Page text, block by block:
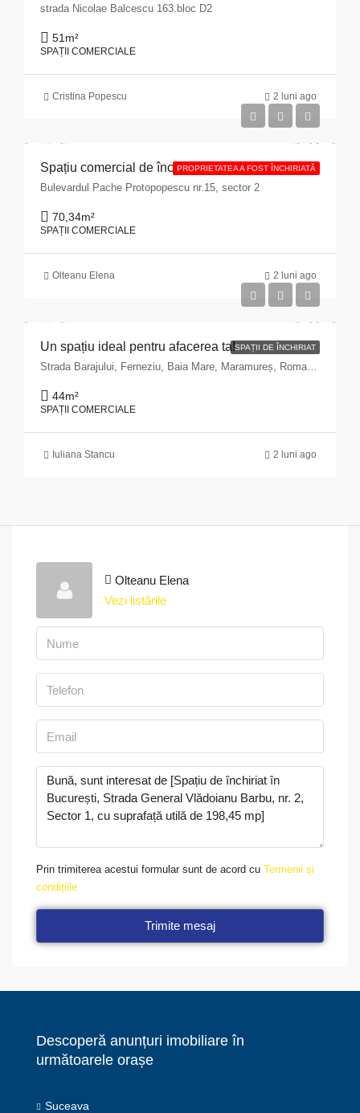
strada Nicolae Balcescu 163.bloc D2
51 m²
SPAȚII COMERCIALE
Cristina Popescu 2 luni ago
PROPRIETATEA A FOST ÎNCHIRIATĂ
Spațiu comercial de închiriat cu suprafața de 70,34 mp situat în Municipiul București, Bulevardul Pache Protopopescu, nr. 15, sector 2
Bulevardul Pache Protopopescu nr.15, sector 2
70,34m²
SPAȚII COMERCIALE
Olteanu Elena 2 luni ago
SPAȚII DE ÎNCHIRIAT
Un spațiu ideal pentru afacerea ta!
Strada Barajului, Ferneziu, Baia Mare, Maramureș, Romania
44m²
SPAȚII COMERCIALE
Iuliana Stancu 2 luni ago
Olteanu Elena
Vezi listările
Prin trimiterea acestui formular sunt de acord cu Termenii și
condițiile
Trimite mesaj
Descoperă anunțuri imobiliare în
următoarele orașe
Suceava